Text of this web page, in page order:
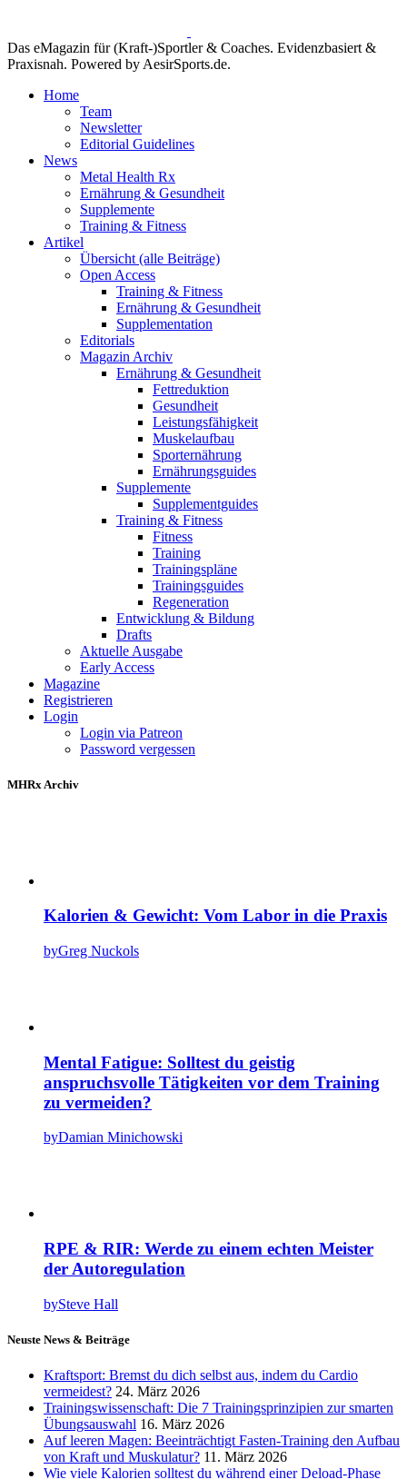
Das eMagazin für (Kraft-)Sportler & Coaches. Evidenzbasiert &
Praxisnah. Powered by AesirSports.de.
Home
Team
Newsletter
Editorial Guidelines
News
Metal Health Rx
Ernährung & Gesundheit
Supplemente
Training & Fitness
Artikel
Übersicht (alle Beiträge)
Open Access
Training & Fitness
Ernährung & Gesundheit
Supplementation
Editorials
Magazin Archiv
Ernährung & Gesundheit
Fettreduktion
Gesundheit
Leistungsfähigkeit
Muskelaufbau
Sporternährung
Ernährungsguides
Supplemente
Supplementguides
Training & Fitness
Fitness
Training
Trainingspläne
Trainingsguides
Regeneration
Entwicklung & Bildung
Drafts
Aktuelle Ausgabe
Early Access
Magazine
Registrieren
Login
Login via Patreon
Password vergessen
MHRx Archiv
Kalorien & Gewicht: Vom Labor in die Praxis
byGreg Nuckols
Mental Fatigue: Solltest du geistig
anspruchsvolle Tätigkeiten vor dem Training
zu vermeiden?
byDamian Minichowski
RPE & RIR: Werde zu einem echten Meister
der Autoregulation
bySteve Hall
Neuste News & Beiträge
Kraftsport: Bremst du dich selbst aus, indem du Cardio
vermeidest? 24. März 2026
Trainingswissenschaft: Die 7 Trainingsprinzipien zur smarten
Übungsauswahl 16. März 2026
Auf leeren Magen: Beeinträchtigt Fasten-Training den Aufbau
von Kraft und Muskulatur? 11. März 2026
Wie viele Kalorien solltest du während einer Deload-Phase